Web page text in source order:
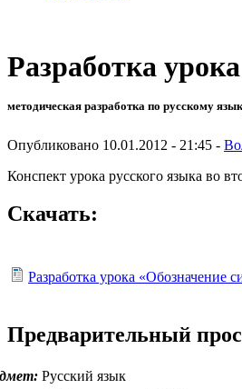
Разработка
методическая разработка по русскому
Опубликовано 10.01.2012 - 21:45 -
Конспект урока русского языка во
Скачать:
Разработка урока «Обозначение
Предварительный
Русский язык